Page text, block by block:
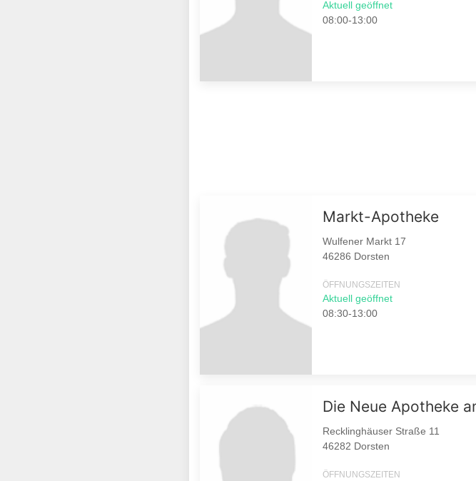
Aktuell geöffnet
08:00-13:00
Markt-Apotheke
Wulfener Markt 17
46286 Dorsten
ÖFFNUNGSZEITEN
Aktuell geöffnet
08:30-13:00
Die Neue Apotheke
Recklinghäuser Straße 11
46282 Dorsten
ÖFFNUNGSZEITEN